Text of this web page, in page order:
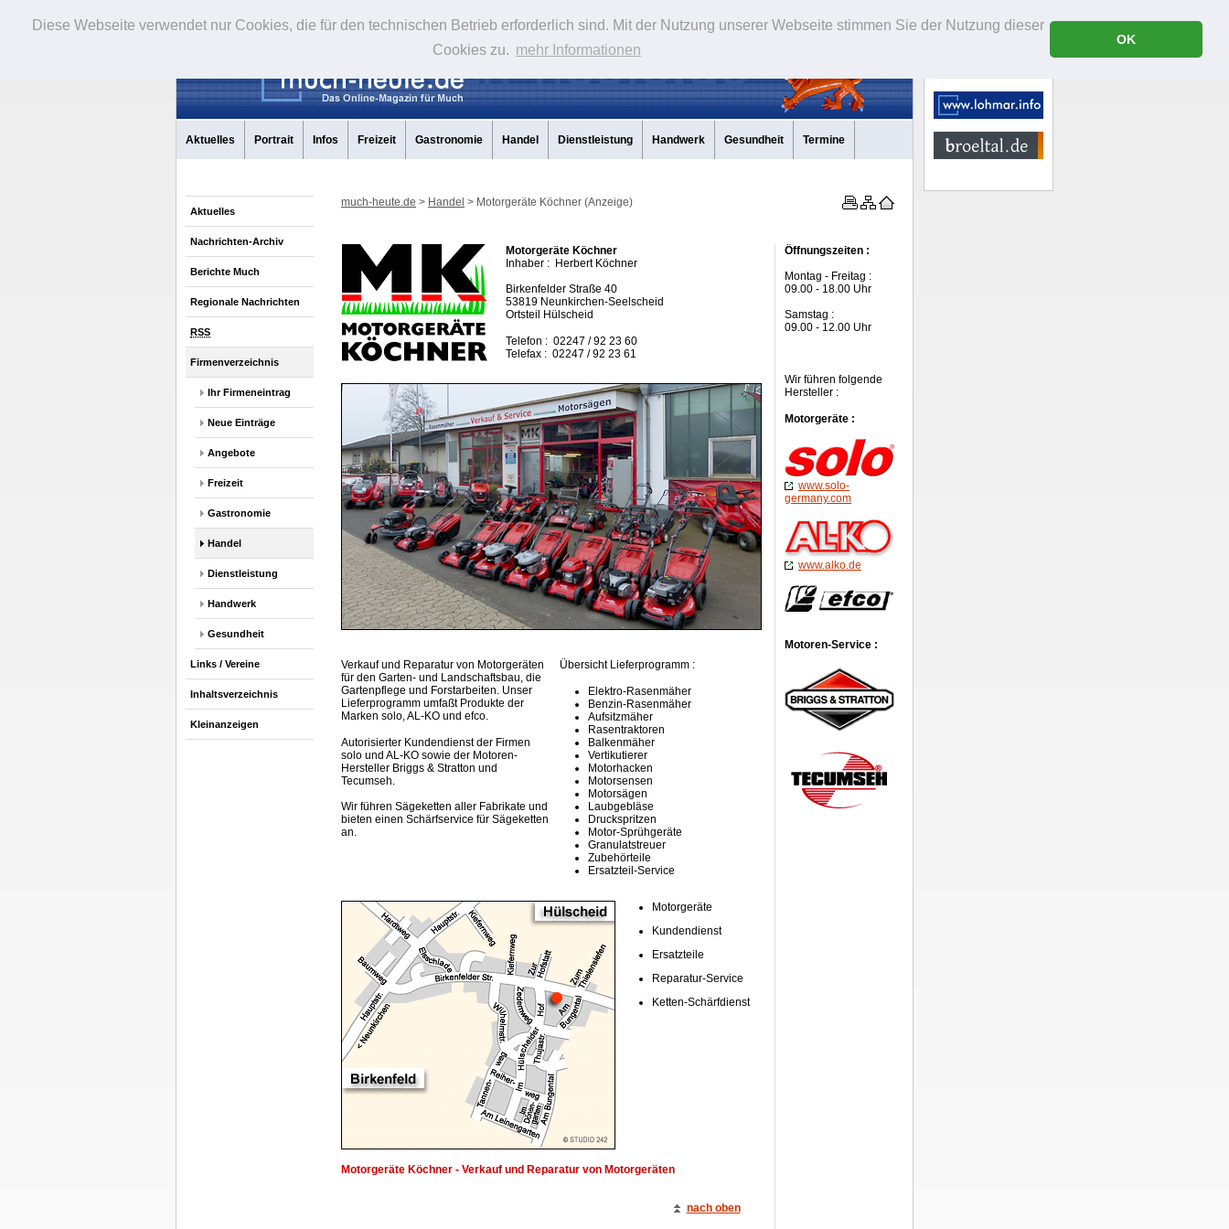
Diese Webseite verwendet nur Cookies, die für den technischen Betrieb erforderlich sind. Mit der Nutzung unserer Webseite stimmen Sie der Nutzung dieser
Cookies zu. mehr Informationen
OK
Aktuelles Portrait Infos Freizeit Gastronomie Handel Dienstleistung Handwerk Gesundheit Termine
Aktuelles
Nachrichten-Archiv
Berichte Much
Regionale Nachrichten
RSS
Firmenverzeichnis
Ihr Firmeneintrag
Neue Einträge
Angebote
Freizeit
Gastronomie
Handel
Dienstleistung
Handwerk
Gesundheit
Links / Vereine
Inhaltsverzeichnis
Kleinanzeigen
much-heute.de > Handel > Motorgeräte Köchner (Anzeige)
Motorgeräte Köchner
Inhaber : Herbert Köchner
Birkenfelder Straße 40
53819 Neunkirchen-Seelscheid
Ortsteil Hülscheid
Telefon : 02247 / 92 23 60
Telefax : 02247 / 92 23 61
Verkauf und Reparatur von Motorgeräten
für den Garten- und Landschaftsbau, die
Gartenpflege und Forstarbeiten. Unser
Lieferprogramm umfaßt Produkte der
Marken solo, AL-KO und efco.
Autorisierter Kundendienst der Firmen
solo und AL-KO sowie der Motoren-
Hersteller Briggs & Stratton und
Tecumseh.
Wir führen Sägeketten aller Fabrikate und
bieten einen Schärfservice für Sägeketten
an.
Übersicht Lieferprogramm :
Elektro-Rasenmäher
Benzin-Rasenmäher
Aufsitzmäher
Rasentraktoren
Balkenmäher
Vertikutierer
Motorhacken
Motorsensen
Motorsägen
Laubgebläse
Druckspritzen
Motor-Sprühgeräte
Granulatstreuer
Zubehörteile
Ersatzteil-Service
Motorgeräte
Kundendienst
Ersatzteile
Reparatur-Service
Ketten-Schärfdienst
Motorgeräte Köchner - Verkauf und Reparatur von Motorgeräten
nach oben
Öffnungszeiten :
Montag - Freitag :
09.00 - 18.00 Uhr
Samstag :
09.00 - 12.00 Uhr
Wir führen folgende
Hersteller :
Motorgeräte :
www.solo-
germany.com
www.alko.de
Motoren-Service :